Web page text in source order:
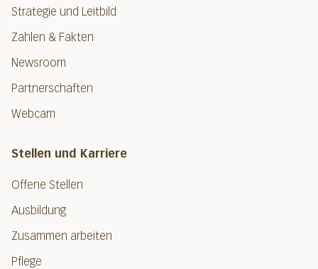
Strategie und Leitbild
Zahlen & Fakten
Newsroom
Partnerschaften
Webcam
Stellen und Karriere
Offene Stellen
Ausbildung
Zusammen arbeiten
Pflege